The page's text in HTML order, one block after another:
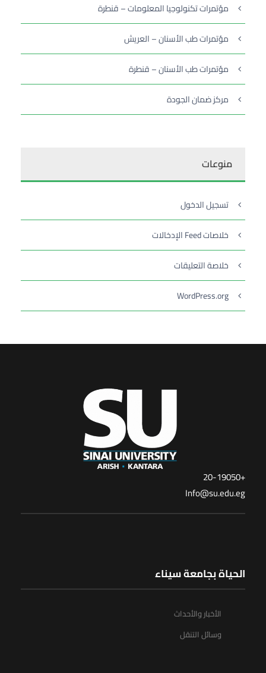
مؤتمرات تكنولوجيا المعلومات – قنطرة
مؤتمرات طب الأسنان – العريش
مؤتمرات طب الأسنان – قنطرة
مركز ضمان الجودة
منوعات
تسجيل الدخول
خلاصات Feed الإدخالات
خلاصة التعليقات
WordPress.org
+20-19050
Info@su.edu.eg
الحياة بجامعة سيناء
الأخبار والأحداث
وسائل التنقل